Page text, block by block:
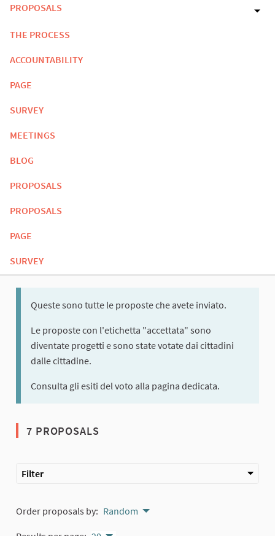
PROPOSALS
THE PROCESS
ACCOUNTABILITY
PAGE
SURVEY
MEETINGS
BLOG
PROPOSALS
PROPOSALS
PAGE
SURVEY
Queste sono tutte le proposte che avete inviato.
Le proposte con l'etichetta "accettata" sono
diventate progetti e sono state votate dai cittadini
dalle cittadine.
Consulta gli esiti del voto alla pagina dedicata.
7 PROPOSALS
Filter
Order proposals by: Random